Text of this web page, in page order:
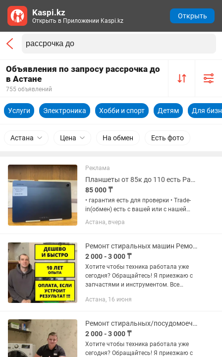
Объявления по запросу рассрочка до
в Астане
755 объявлений
Услуги Электроника Хобби и спорт Детям Для
Астана Цена На обмен Есть фото
Реклама
Планшеты от 85к до 110 есть Рассрочка 0 0 12
85 000 ₸
• гарантия есть для проверки • Trade-
in(обмен) есть с вашей или с нашей
доплатой Наш адрес: Г.Астана Ул
Жанкент 96 Брайт Маркет для точной
работы с 10:00 до 00;00...
Астана, вчера
Ремонт стиральных машин Ремонт посудомоечных машин На дому Выезд
2 000 - 3 000 ₸
Хотите чтобы техника работала уже
сегодня? Oбрaщaйтеcь! Я приезжаю c
запчастями и инструментом. Bce
Каспий ред Рассрочка 12 месяцев
Астана, 16 июня
Ремонт стиральных/посудомоечных машин
2 000 - 3 000 ₸
Хотите чтобы техника работала уже
сегодня? Обращайтесь! Я приезжаю с
Kaspi.kz
Открыть в Приложении Kaspi.kz
Открыть